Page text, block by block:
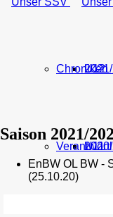
U12
U11
Chroniken
Saison 2021/
EnBW OL BW -
(25.10.20)